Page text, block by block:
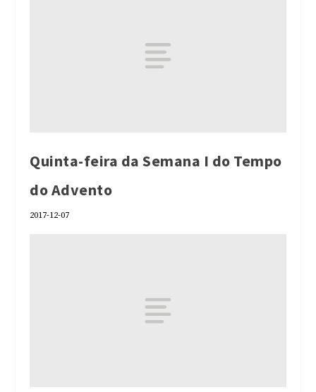
Quinta-feira da Semana I do Tempo
do Advento
2017-12-07